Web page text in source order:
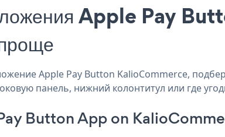
Apple Pay
Apple Pay Button KalioCommerce,
панель, нижний колонтитул или где
Button App on